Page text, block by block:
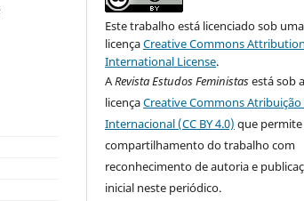
Este trabalho está licenciado sob uma
licençaCreative Commons
International License.
ARevista Estudos Feministasestá sob a
licençaCreative Commons Atribuição
Internacional (CC BY 4.0) que
compartilhamento do trabalho com
reconhecimento de autoria e
inicial neste periódico.